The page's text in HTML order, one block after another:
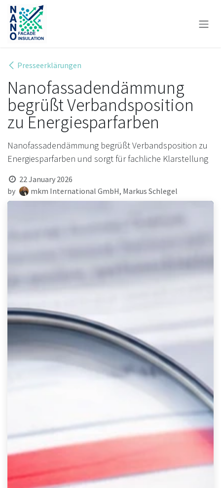
Skip to Content
Presseerklärungen
Nanofassadendämmung
begrüßt Verbandsposition
zu Energiesparfarben
Nanofassadendämmung begrüßt Verbandsposition zu
Energiesparfarben und sorgt für fachliche Klarstellung
22 January 2026
by
mkm International GmbH, Markus Schlegel